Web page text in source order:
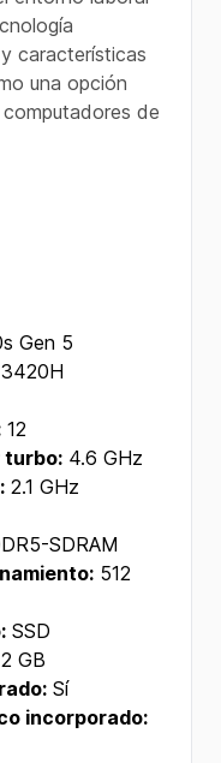
características
una opción
de
Gen 5
12
turbo: 4.6 GHz
2.1 GHz
SDRAM
512
SSD
GB
Sí
incorporado: